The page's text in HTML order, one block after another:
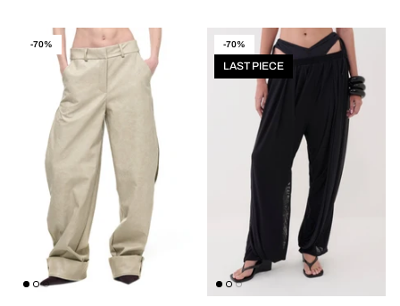
-70% -70%
LAST PIECE